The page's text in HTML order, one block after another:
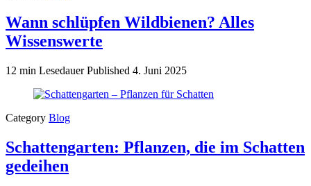
Wann schlüpfen Wildbienen? Alles
Wissenswerte
12 min LesedauerPublished 4. Juni 2025
Category Blog
Schattengarten: Pflanzen, die im Schatten
gedeihen